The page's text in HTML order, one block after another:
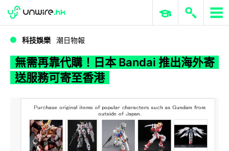
WWDC 2026 ERP 與商業 AI
科技娛樂 潮日物報
無需再靠代購！日本 Bandai 推出海外寄
送服務可寄至香港